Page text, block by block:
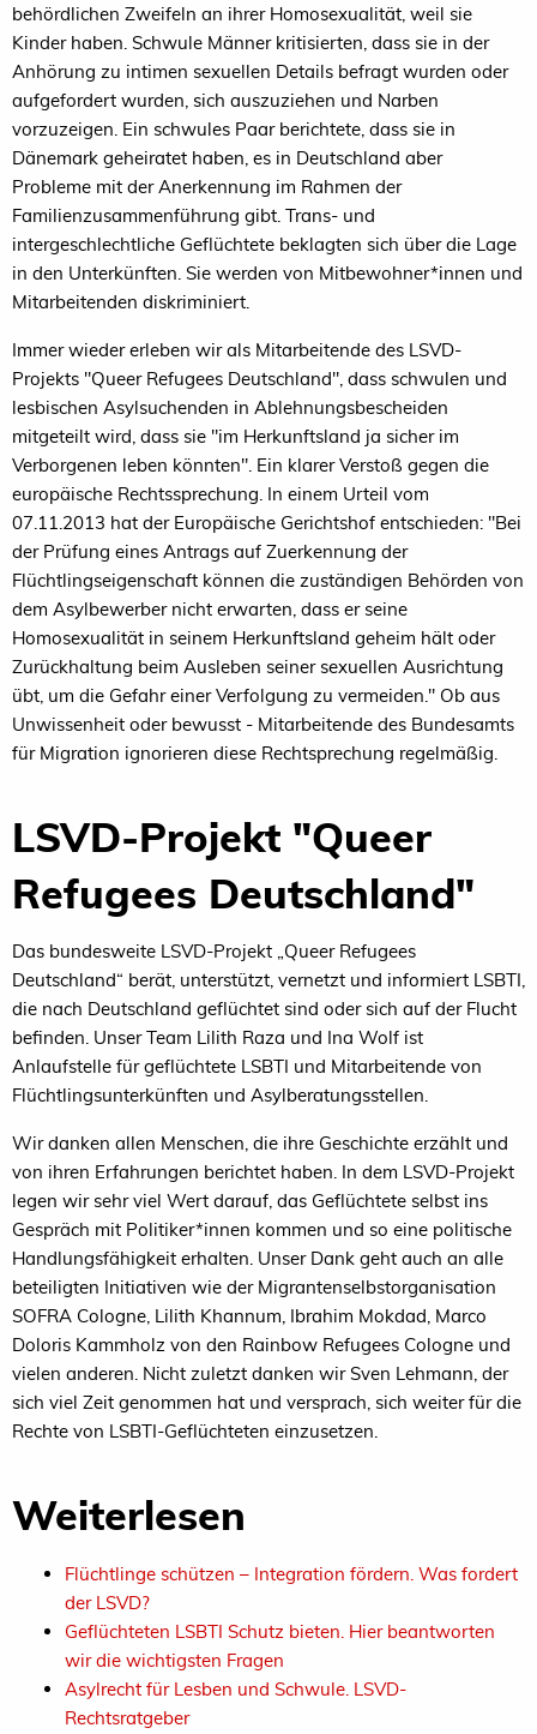
behördlichen Zweifeln an ihrer Homosexualität, weil sie
Kinder haben. Schwule Männer kritisierten, dass sie in der
Anhörung zu intimen sexuellen Details befragt wurden oder
aufgefordert wurden, sich auszuziehen und Narben
vorzuzeigen. Ein schwules Paar berichtete, dass sie in
Dänemark geheiratet haben, es in Deutschland aber
Probleme mit der Anerkennung im Rahmen der
Familienzusammenführung gibt. Trans- und
intergeschlechtliche Geflüchtete beklagten sich über die Lage
in den Unterkünften. Sie werden von Mitbewohner*innen und
Mitarbeitenden diskriminiert.
Immer wieder erleben wir als Mitarbeitende des LSVD-
Projekts "Queer Refugees Deutschland", dass schwulen und
lesbischen Asylsuchenden in Ablehnungsbescheiden
mitgeteilt wird, dass sie "im Herkunftsland ja sicher im
Verborgenen leben könnten". Ein klarer Verstoß gegen die
europäische Rechtssprechung. In einem Urteil vom
07.11.2013 hat der Europäische Gerichtshof entschieden: "Bei
der Prüfung eines Antrags auf Zuerkennung der
Flüchtlingseigenschaft können die zuständigen Behörden von
dem Asylbewerber nicht erwarten, dass er seine
Homosexualität in seinem Herkunftsland geheim hält oder
Zurückhaltung beim Ausleben seiner sexuellen Ausrichtung
übt, um die Gefahr einer Verfolgung zu vermeiden." Ob aus
Unwissenheit oder bewusst - Mitarbeitende des Bundesamts
für Migration ignorieren diese Rechtsprechung regelmäßig.
LSVD-Projekt "Queer
Refugees Deutschland"
Das bundesweite LSVD-Projekt „Queer Refugees
Deutschland“ berät, unterstützt, vernetzt und informiert LSBTI,
die nach Deutschland geflüchtet sind oder sich auf der Flucht
befinden. Unser Team Lilith Raza und Ina Wolf ist
Anlaufstelle für geflüchtete LSBTI und Mitarbeitende von
Flüchtlingsunterkünften und Asylberatungsstellen.
Wir danken allen Menschen, die ihre Geschichte erzählt und
von ihren Erfahrungen berichtet haben. In dem LSVD-Projekt
legen wir sehr viel Wert darauf, das Geflüchtete selbst ins
Gespräch mit Politiker*innen kommen und so eine politische
Handlungsfähigkeit erhalten. Unser Dank geht auch an alle
beteiligten Initiativen wie der Migrantenselbstorganisation
SOFRA Cologne, Lilith Khannum, Ibrahim Mokdad, Marco
Doloris Kammholz von den Rainbow Refugees Cologne und
vielen anderen. Nicht zuletzt danken wir Sven Lehmann, der
sich viel Zeit genommen hat und versprach, sich weiter für die
Rechte von LSBTI-Geflüchteten einzusetzen.
Weiterlesen
Flüchtlinge schützen – Integration fördern. Was fordert
der LSVD?
Geflüchteten LSBTI Schutz bieten. Hier beantworten
wir die wichtigsten Fragen
Asylrecht für Lesben und Schwule. LSVD-
Rechtsratgeber